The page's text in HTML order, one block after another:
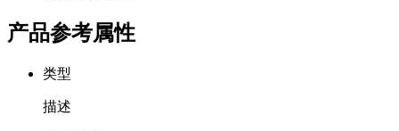
产品参考属性
类型
描述